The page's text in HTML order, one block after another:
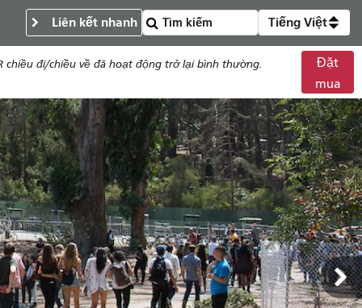
Liên kết nhanh Tiếng Việt
chiều đi/chiều về đã hoạt động trở lại bình thường.
Đặt
mua